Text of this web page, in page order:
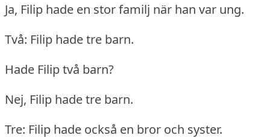
Ja, Filip hade en stor familj när han var ung.
Två: Filip hade tre barn.
Hade Filip två barn?
Nej, Filip hade tre barn.
Tre: Filip hade också en bror och syster.